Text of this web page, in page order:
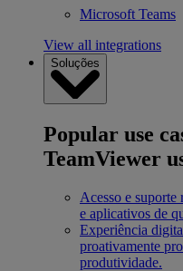
Microsoft Teams
View all integrations
Soluções
Popular use
TeamViewer
Acesso e suporte
e aplicativos de
Experiência
proativamente
produtividade.